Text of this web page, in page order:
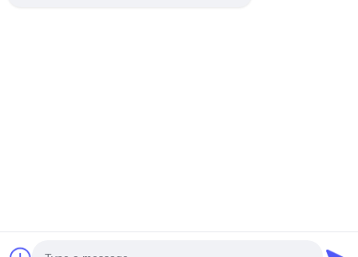
Πνευματικά δικαιώματα © 2025-2026 Henan Ruiqite Chemical